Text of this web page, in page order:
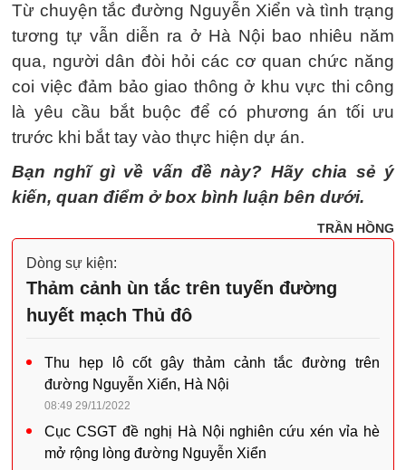
Từ chuyện tắc đường Nguyễn Xiển và tình trạng
tương tự vẫn diễn ra ở Hà Nội bao nhiêu năm
qua, người dân đòi hỏi các cơ quan chức năng
coi việc đảm bảo giao thông ở khu vực thi công
là yêu cầu bắt buộc để có phương án tối ưu
trước khi bắt tay vào thực hiện dự án.
Bạn nghĩ gì về vấn đề này? Hãy chia sẻ ý
kiến, quan điểm ở box bình luận bên dưới.
TRẦN HỒNG
Dòng sự kiện:
Thảm cảnh ùn tắc trên tuyến đường
huyết mạch Thủ đô
Thu hẹp lô cốt gây thảm cảnh tắc đường trên
đường Nguyễn Xiển, Hà Nội
08:49 29/11/2022
Cục CSGT đề nghị Hà Nội nghiên cứu xén vỉa hè
mở rộng lòng đường Nguyễn Xiển